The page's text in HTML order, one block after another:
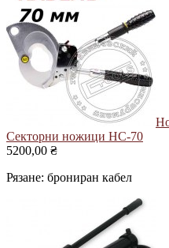
Секторни ножици НС-70
5200,00 ₴
Рязане: брониран кабел